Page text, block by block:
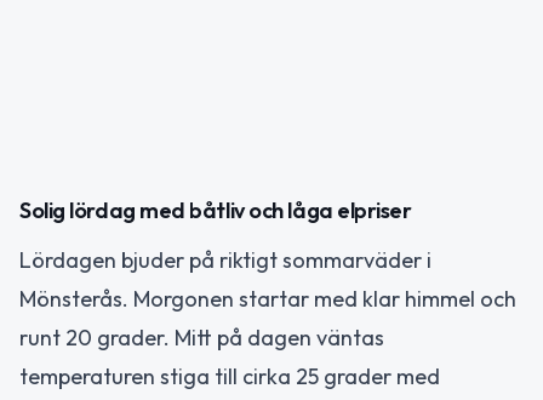
Solig lördag med båtliv och låga elpriser
Lördagen bjuder på riktigt sommarväder i
Mönsterås. Morgonen startar med klar himmel och
runt 20 grader. Mitt på dagen väntas
temperaturen stiga till cirka 25 grader med